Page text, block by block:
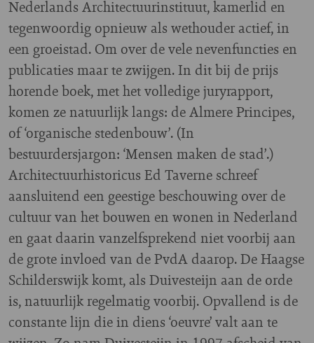
Nederlands Architectuurinstituut, kamerlid en
tegenwoordig opnieuw als wethouder actief, in
een groeistad. Om over de vele nevenfuncties en
publicaties maar te zwijgen. In dit bij de prijs
horende boek, met het volledige juryrapport,
komen ze natuurlijk langs: de Almere Principes,
of ‘organische stedenbouw’. (In
bestuurdersjargon: ‘Mensen maken de stad’.)
Architectuurhistoricus Ed Taverne schreef
aansluitend een geestige beschouwing over de
cultuur van het bouwen en wonen in Nederland
en gaat daarin vanzelfsprekend niet voorbij aan
de grote invloed van de PvdA daarop. De Haagse
Schilderswijk komt, als Duivesteijn aan de orde
is, natuurlijk regelmatig voorbij. Opvallend is de
constante lijn die in diens ‘oeuvre’ valt aan te